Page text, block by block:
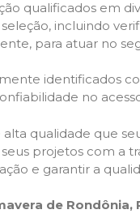
qualificados em
incluindo
para atuar no
identificados
no
qualidade que
projetos com a
e garantir a
de Rondônia,